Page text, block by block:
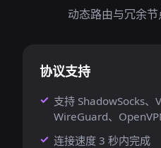
动态路由与冗余
协议支持
支持 ShadowSocks、
WireGuard、
连接速度 3 秒内完成